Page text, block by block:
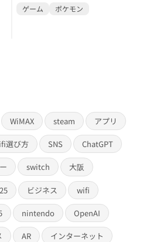
ゲーム ポケモン
WiMAX steam アプリ
選び方 SNS ChatGPT
switch 大阪
ビジネス wifi
nintendo OpenAI
AR インターネット